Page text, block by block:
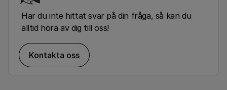
Har du inte hittat svar på din fråga, så kan du
alltid höra av dig till oss!
Kontakta oss